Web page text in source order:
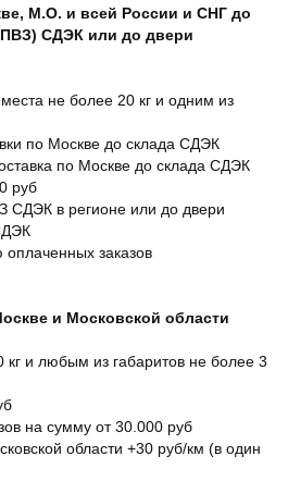
М.О. и всей России и СНГ до
СДЭК или до двери
не более 20 кг и одним из
по Москве до склада СДЭК
по Москве до склада СДЭК
руб
СДЭК в регионе или до двери
оплаченных заказов
и Московской области
кг и любым из габаритов не более 3
на сумму от 30.000 руб
области +30 руб/км (в один